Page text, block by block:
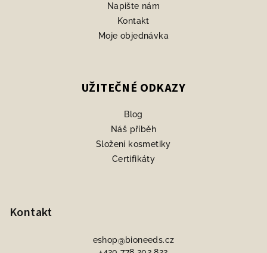
Napište nám
Kontakt
Moje objednávka
UŽITEČNÉ ODKAZY
Blog
Náš příběh
Složení kosmetiky
Certifikáty
Kontakt
eshop@bioneeds.cz